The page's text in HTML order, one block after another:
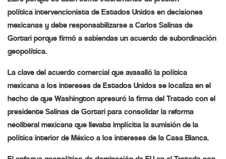
política intervencionista de Estados Unidos en decisiones
mexicanas y debe responsabilizarse a Carlos Salinas de
Gortari porque firmó a sabiendas un acuerdo de subordinación
geopolítica.
La clave del acuerdo comercial que avasalló la política
mexicana a los intereses de Estados Unidos se localiza en el
hecho de que Washington apresuró la firma del Tratado con el
presidente Salinas de Gortari para consolidar la reforma
neoliberal mexicana que llevaba implícita la sumisión de la
política interior de México a los intereses de la Casa Blanca.